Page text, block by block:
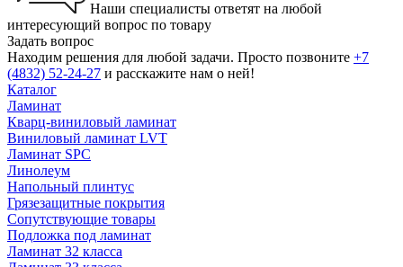
Наши специалисты ответят на любой
интересующий вопрос по товару
Задать вопрос
Находим решения для любой задачи. Просто позвоните +7
(4832) 52-24-27 и расскажите нам о ней!
Каталог
Ламинат
Кварц-виниловый ламинат
Виниловый ламинат LVT
Ламинат SPC
Линолеум
Напольный плинтус
Грязезащитные покрытия
Сопутствующие товары
Подложка под ламинат
Ламинат 32 класса